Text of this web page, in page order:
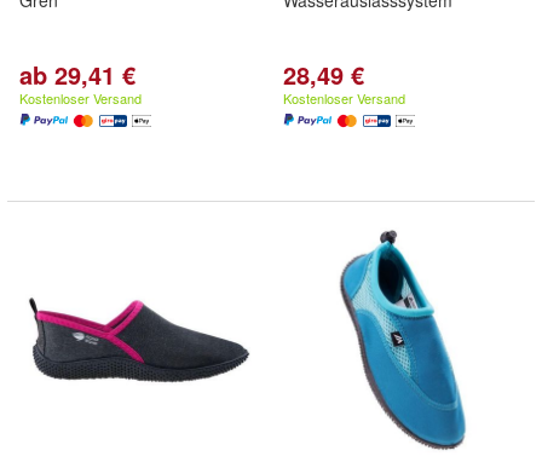
ab 29,41 €
Kostenloser Versand
28,49 €
Kostenloser Versand